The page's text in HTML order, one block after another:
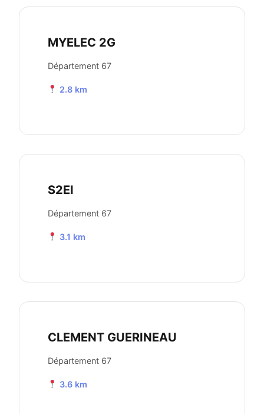
MYELEC 2G
Département 67
2.8 km
S2EI
Département 67
3.1 km
CLEMENT GUERINEAU
Département 67
3.6 km